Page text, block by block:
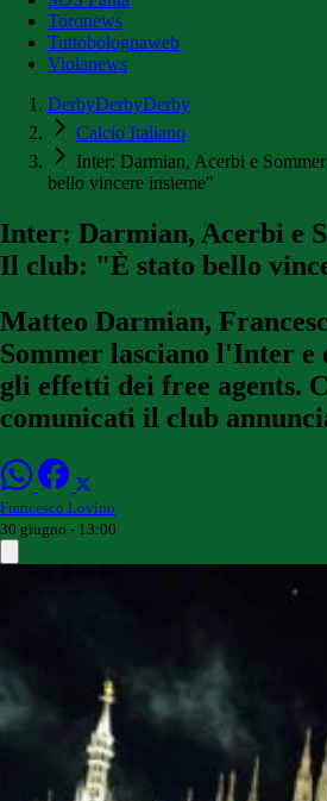
Toronews
Tuttobolognaweb
Violanews
DerbyDerbyDerby
Calcio Italiano
Inter: Darmian, Acerbi e
bello vincere insieme"
Inter: Darmian, Acerbi e
Il club: "È stato bello
Matteo Darmian,
Sommer lasciano l'Inter e
gli effetti dei free agents.
comunicati il club
Francesco Lovino
30 giugno - 13:00